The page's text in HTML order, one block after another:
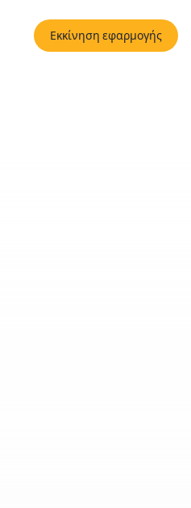
X (Twitter)
Εκκίνηση εφαρμογής